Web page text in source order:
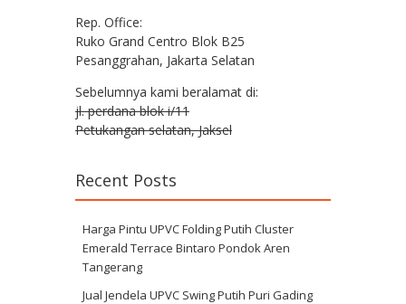
Rep. Office:
Ruko Grand Centro Blok B25
Pesanggrahan, Jakarta Selatan
Sebelumnya kami beralamat di:
jl. perdana blok i/11
Petukangan selatan, Jaksel
Recent Posts
Harga Pintu UPVC Folding Putih Cluster
Emerald Terrace Bintaro Pondok Aren
Tangerang
Jual Jendela UPVC Swing Putih Puri Gading